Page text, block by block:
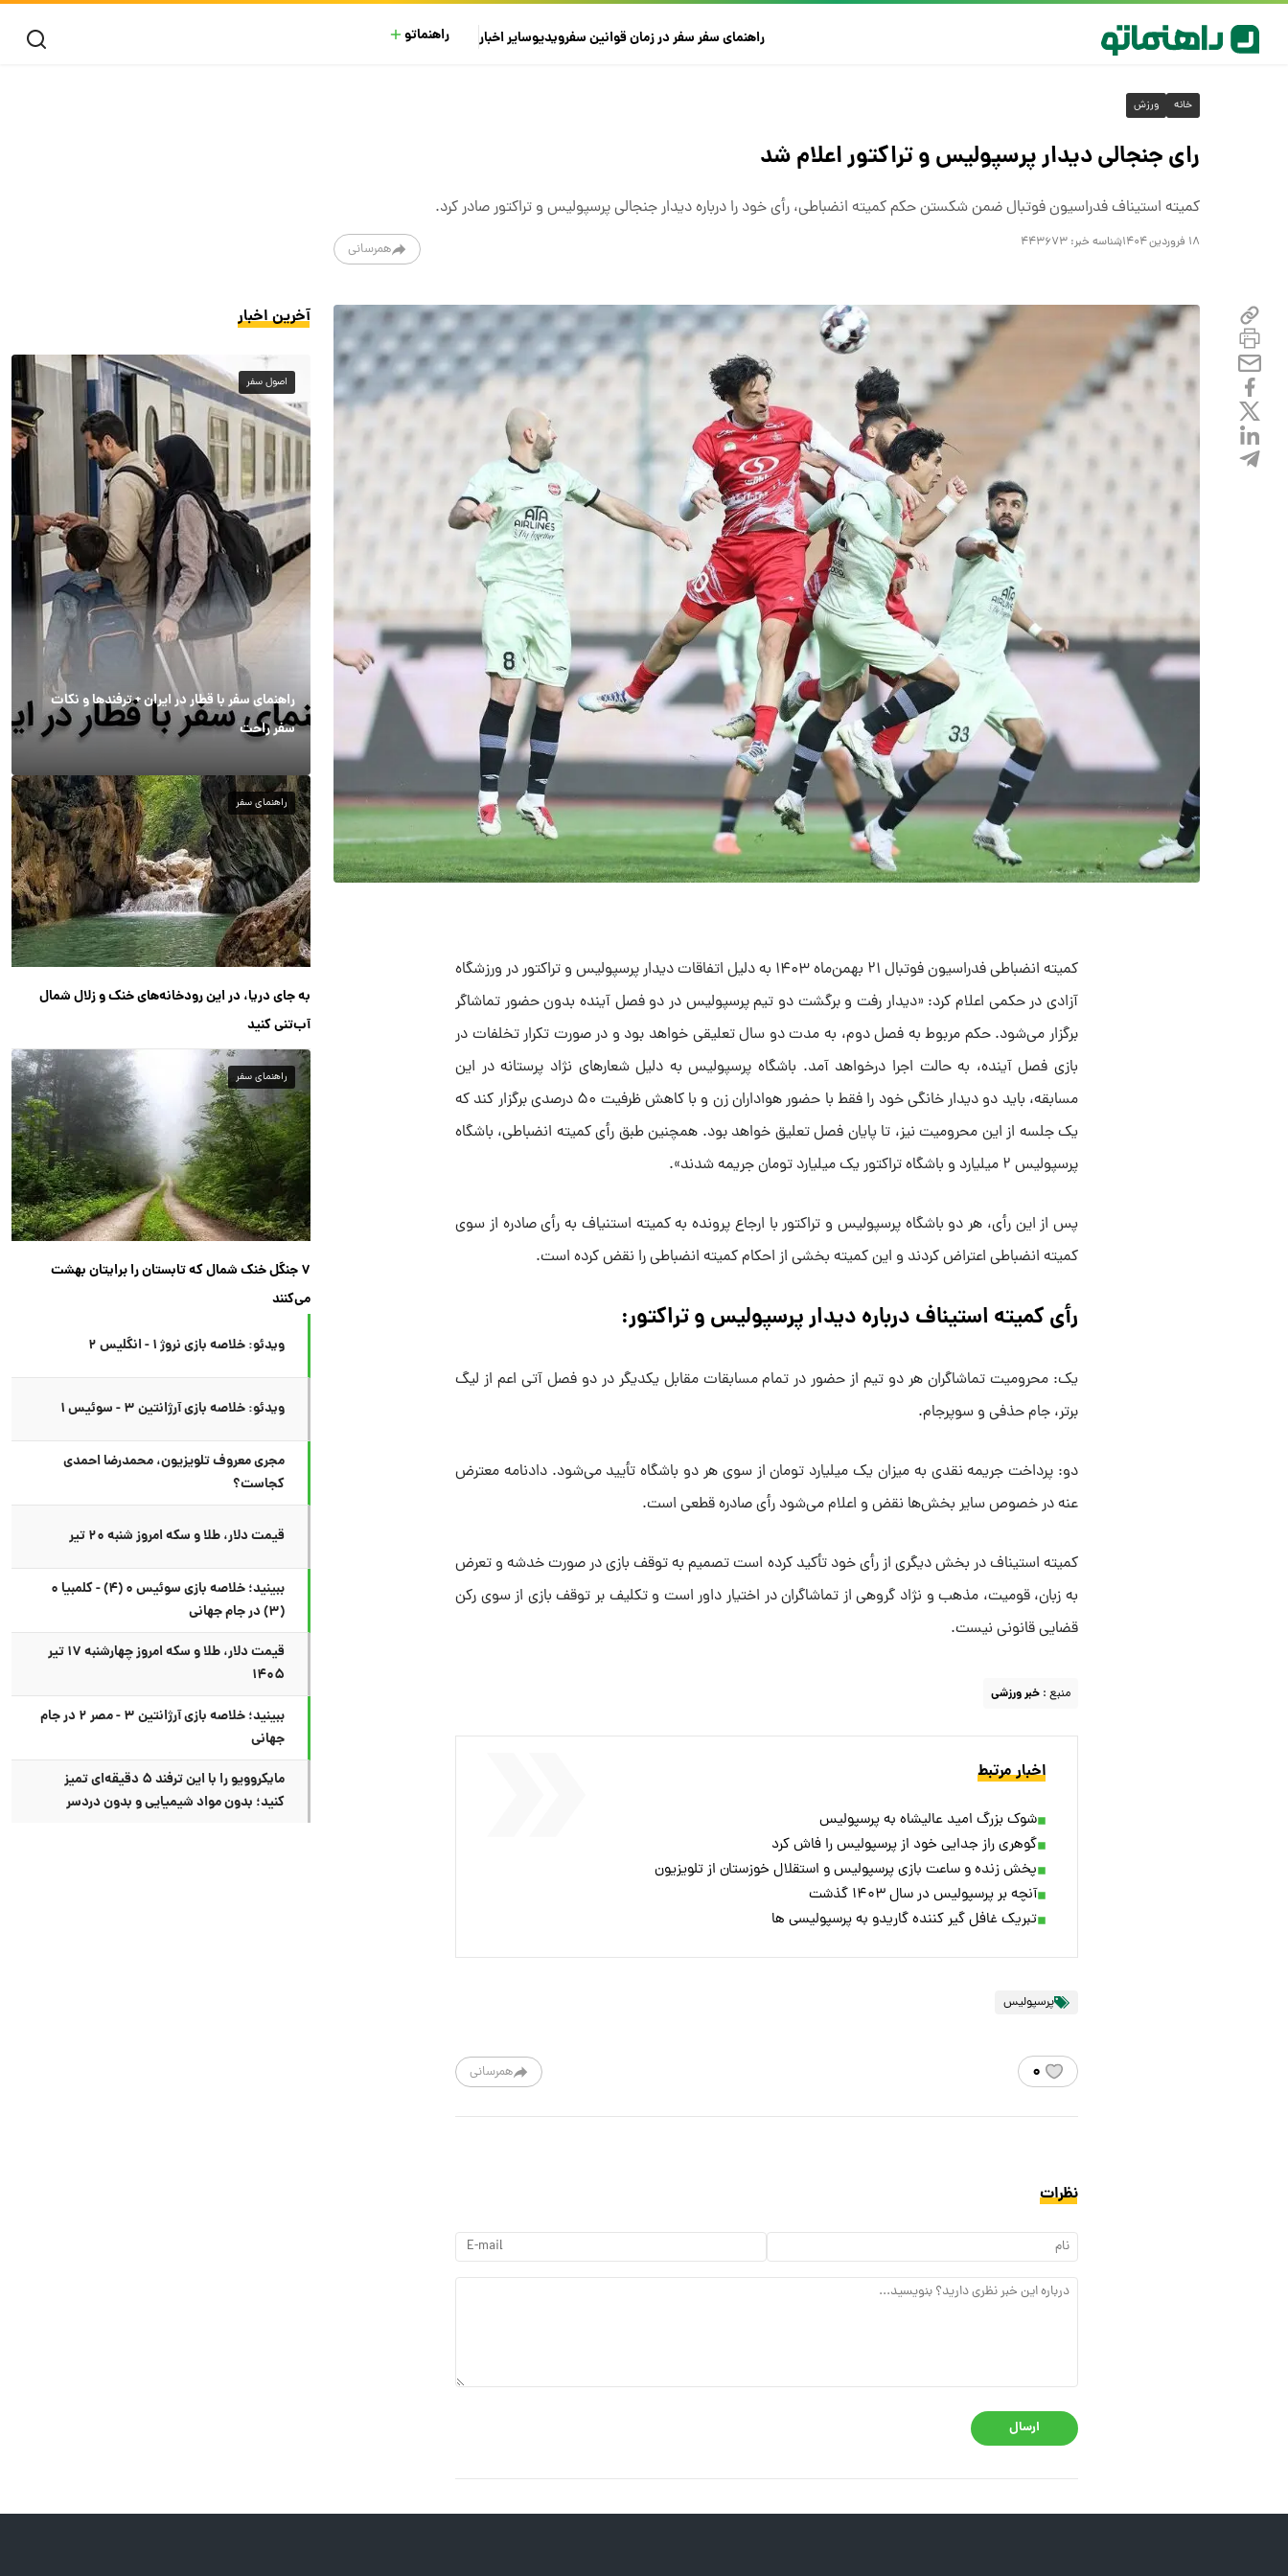
راهنمای سفرسفر در زمانقوانین سفرویدیوسایراخبار راهنماتو
خانه ورزش
رای جنجالی دیدار پرسپولیس و تراکتور اعلام شد
کمیته استیناف فدراسیون فوتبال ضمن شکستن حکم کمیته انضباطی، رأی خود را درباره دیدار جنجالی پرسپولیس و تراکتور صادر کرد.
۱۸ فروردین ۱۴۰۴ شناسه خبر: ۴۴۳۶۷۳ همرسانی
کمیته انضباطی فدراسیون فوتبال ۲۱ بهمن‌ماه ۱۴۰۳ به دلیل اتفاقات دیدار پرسپولیس و تراکتور در ورزشگاه
آزادی در حکمی اعلام کرد: «دیدار رفت و برگشت دو تیم پرسپولیس در دو فصل آینده بدون حضور تماشاگر
برگزار می‌شود. حکم مربوط به فصل دوم، به مدت دو سال تعلیقی خواهد بود و در صورت تکرار تخلفات در
بازی فصل آینده، به حالت اجرا درخواهد آمد. باشگاه پرسپولیس به دلیل شعارهای نژاد پرستانه در این
مسابقه، باید دو دیدار خانگی خود را فقط با حضور هواداران زن و با کاهش ظرفیت ۵۰ درصدی برگزار کند که
یک جلسه از این محرومیت نیز، تا پایان فصل تعلیق خواهد بود. همچنین طبق رأی کمیته انضباطی، باشگاه
پرسپولیس ۲ میلیارد و باشگاه تراکتور یک میلیارد تومان جریمه شدند».
پس از این رأی، هر دو باشگاه پرسپولیس و تراکتور با ارجاع پرونده به کمیته استنیاف به رأی صادره از سوی
کمیته انضباطی اعتراض کردند و این کمیته بخشی از احکام کمیته انضباطی را نقض کرده است.
رأی کمیته استیناف درباره دیدار پرسپولیس و تراکتور:
یک: محرومیت تماشاگران هر دو تیم از حضور در تمام مسابقات مقابل یکدیگر در دو فصل آتی اعم از لیگ
برتر، جام حذفی و سوپرجام.
دو: پرداخت جریمه نقدی به میزان یک میلیارد تومان از سوی هر دو باشگاه تأیید می‌شود. دادنامه معترض
عنه در خصوص سایر بخش‌ها نقض و اعلام می‌شود رأی صادره قطعی است.
کمیته استیناف در بخش دیگری از رأی خود تأکید کرده است تصمیم به توقف بازی در صورت خدشه و تعرض
به زبان، قومیت، مذهب و نژاد گروهی از تماشاگران در اختیار داور است و تکلیف بر توقف بازی از سوی رکن
قضایی قانونی نیست.
منبع : خبر ورزشی
اخبار مرتبط
شوک بزرگ امید عالیشاه به پرسپولیس
گوهری راز جدایی‌ خود از پرسپولیس را فاش کرد
پخش زنده و ساعت بازی پرسپولیس و استقلال خوزستان از تلویزیون
آنچه بر پرسپولیس در سال ۱۴۰۳ گذشت
تبریک غافل گیر کننده گاریدو به پرسپولیسی ها
پرسپولیس
همرسانی ۰
نظرات
ارسال
آخرین اخبار
اصول سفر
راهنمای سفر با قطار در ایران + ترفندها و نکات
سفر راحت
راهنمای سفر
به جای دریا، در این رودخانه‌های خنک و زلال شمال
آب‌تنی کنید
راهنمای سفر
۷ جنگل خنک شمال که تابستان را برایتان بهشت
می‌کنند
ویدئو: خلاصه بازی نروژ ۱ - انگلیس ۲
ویدئو: خلاصه بازی آرژانتین ۳ - سوئیس ۱
مجری معروف تلویزیون، محمدرضا احمدی
کجاست؟
قیمت دلار، طلا و سکه امروز شنبه ۲۰ تیر
ببینید؛ خلاصه بازی سوئیس ۰ (۴) - کلمبیا ۰
(۳) در جام جهانی
قیمت دلار، طلا و سکه امروز چهارشنبه ۱۷ تیر
۱۴۰۵
ببینید؛ خلاصه بازی آرژانتین ۳ - مصر ۲ در جام
جهانی
مایکروویو را با این ترفند ۵ دقیقه‌ای تمیز
کنید؛ بدون مواد شیمیایی و بدون دردسر